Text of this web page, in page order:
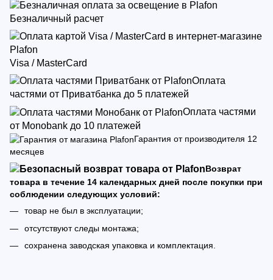
Безналичный расчет
Visa / MasterCard
Оплата
частями от Приватбанка до 5 платежей
Оплата частями
от Monobank до 10 платежей
Гарантия от производителя 12
месяцев
Возврат
товара в течение 14 календарных дней после покупки при
соблюдении следующих условий:
товар не был в эксплуатации;
отсутствуют следы монтажа;
сохранена заводская упаковка и комплектация.